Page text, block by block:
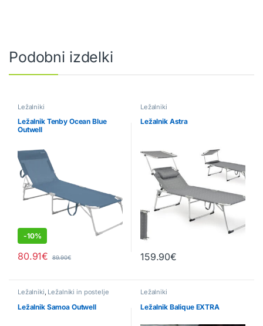
Podobni izdelki
Ležalniki
Ležalnik Tenby Ocean Blue
Outwell
-10%
80.91€ 89.90€
Ležalniki
Ležalnik Astra
159.90€
Ležalniki, Ležalniki in postelje
Ležalnik Samoa Outwell
Ležalniki
Ležalnik Balique EXTRA